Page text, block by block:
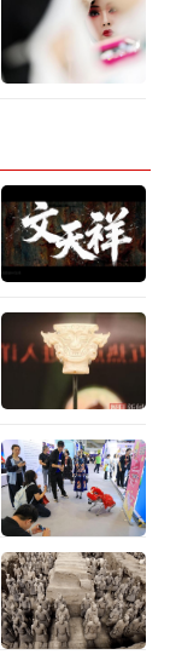
疑到天下一
出木兰秋
复国土等壮
3D效果等让
康熙年间，
桂芹 摄